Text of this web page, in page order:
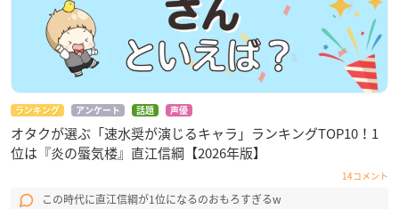
ランキング アンケート 話題 声優
オタクが選ぶ「速水奨が演じるキャラ」ランキングTOP10！1
位は『炎の蜃気楼』直江信綱【2026年版】
14コメント
この時代に直江信綱が1位になるのおもろすぎるw